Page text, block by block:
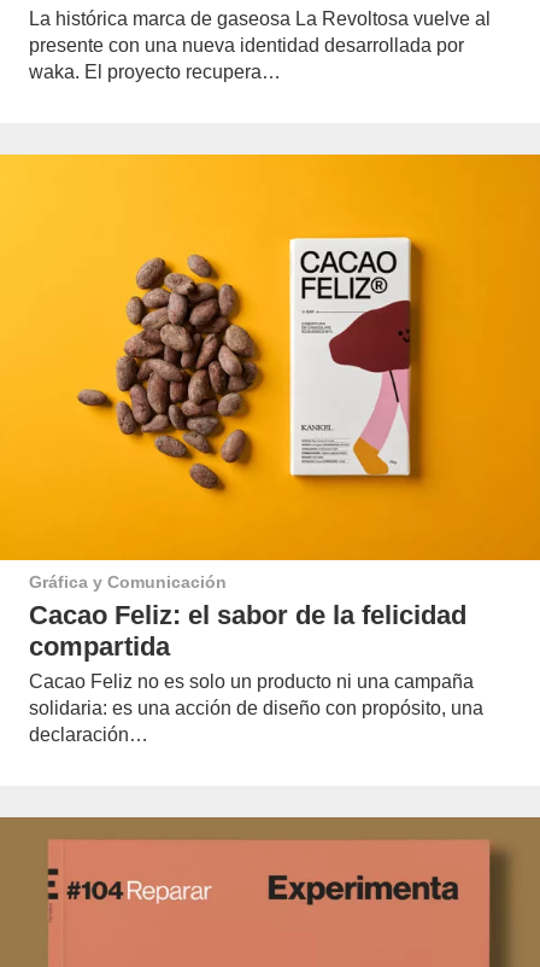
La histórica marca de gaseosa La Revoltosa vuelve al
presente con una nueva identidad desarrollada por
waka. El proyecto recupera…
Gráfica y Comunicación
Cacao Feliz: el sabor de la felicidad
compartida
Cacao Feliz no es solo un producto ni una campaña
solidaria: es una acción de diseño con propósito, una
declaración…